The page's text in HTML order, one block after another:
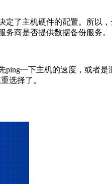
了主机硬件的配置。所以
商是否提供数据备份服务。
一下主机的速度，或者是
选择了。